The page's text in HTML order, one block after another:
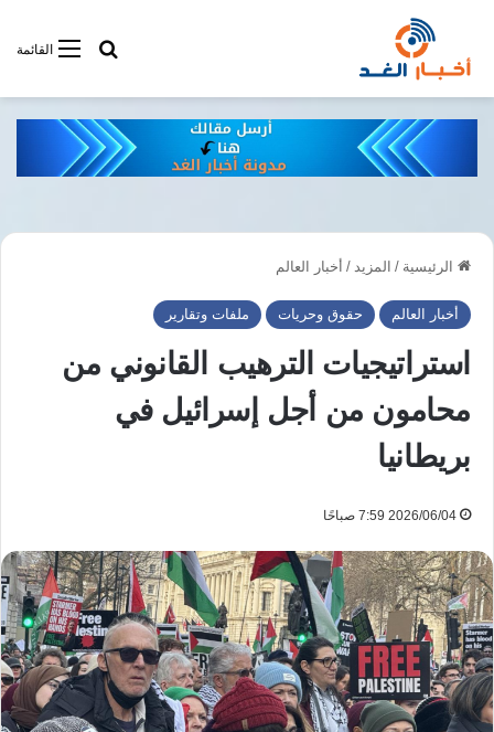
القائمةأبحت فى
الرئيسية / المزيد / أخبار العالم
أخبار العالم حقوق وحريات ملفات وتقارير
استراتيجيات الترهيب القانوني من
محامون من أجل إسرائيل في
بريطانيا
2026/06/04 7:59 صباحًا